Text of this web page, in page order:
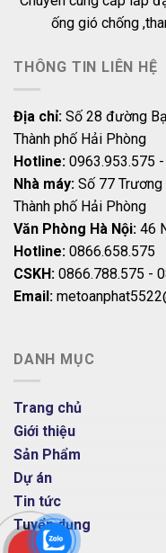
ống gió chống
THÔNG TIN LIÊN HỆ
Địa chỉ: Số 28 đường
Thành phố Hải Phòng
Hotline: 0963.953.575
Nhà máy: Số 77
Thành phố Hải Phòng
Văn Phòng Hà Nội: 46
Hotline: 0866.658.575
CSKH: 0866.788.575 -
Email:
DANH MỤC
Trang chủ
Giới thiệu
Sản Phẩm
Dự án
Tin tức
Tuyển dụng